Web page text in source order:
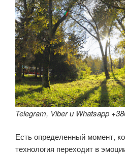
Telegram, Viber и Whatsapp
Есть определенный момент,
технология переходит в